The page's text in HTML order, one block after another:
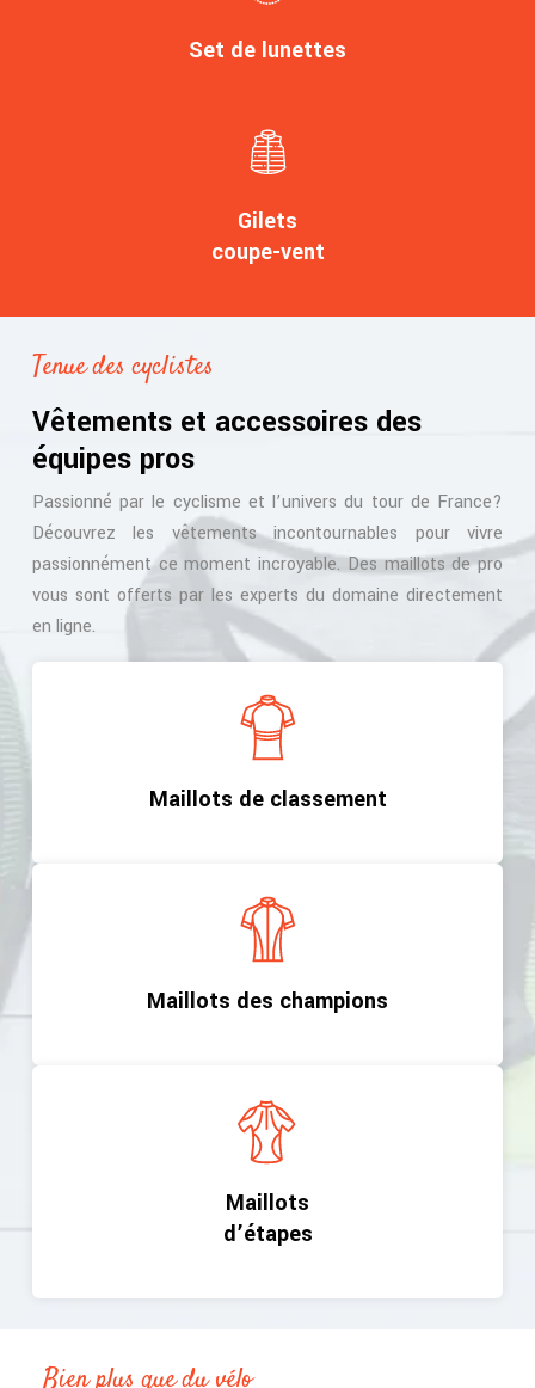
Set de lunettes
Gilets
coupe-vent
Tenue des cyclistes
Vêtements et accessoires des
équipes pros
Passionné par le cyclisme et l’univers du tour de France?
Découvrez les vêtements incontournables pour vivre
passionnément ce moment incroyable. Des maillots de pro
vous sont offerts par les experts du domaine directement
en ligne.
Maillots de classement
Maillots des champions
Maillots
d’étapes
Bien plus que du vélo